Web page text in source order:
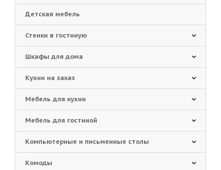
Детская мебель
Стенки в гостиную
Шкафы для дома
Кухни на заказ
Мебель для кухни
Мебель для гостиной
Компьютерные и письменные столы
Комоды